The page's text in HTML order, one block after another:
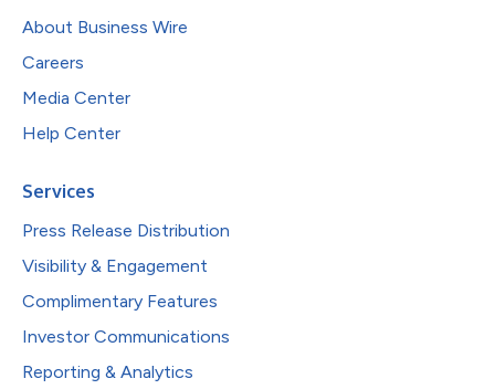
About Business Wire
Careers
Media Center
Help Center
Services
Press Release Distribution
Visibility & Engagement
Complimentary Features
Investor Communications
Reporting & Analytics